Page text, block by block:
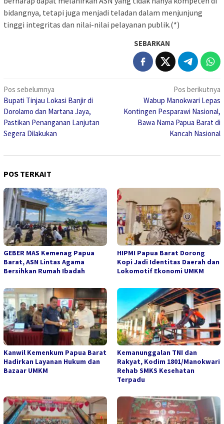
bidangnya, tetapi juga menjadi teladan dalam menjunjung
tinggi integritas dan nilai-nilai pelayanan publik.(*)
SEBARKAN
Navigasi
pos
Pos sebelumnya
Bupati Tinjau Lokasi Banjir di
Dorolamo dan Martana Jaya,
Pastikan Penanganan Lanjutan
Segera Dilakukan
Pos berikutnya
Wabup Manokwari Lepas
Kontingen Pesparawi Nasional,
Bawa Nama Papua Barat di
Kancah Nasional
POS TERKAIT
GEBER MAS Kemenag Papua
Barat, ASN Lintas Agama
Bersihkan Rumah Ibadah
HIPMI Papua Barat Dorong
Kopi Jadi Identitas Daerah dan
Lokomotif Ekonomi UMKM
Kanwil Kemenkum Papua Barat
Hadirkan Layanan Hukum dan
Bazaar UMKM
Kemanunggalan TNI dan
Rakyat, Kodim 1801/Manokwari
Rehab SMKS Kesehatan
Terpadu